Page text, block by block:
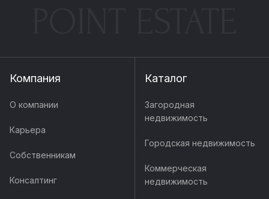
Компания
О компании
Карьера
Собственникам
Консалтинг
Каталог
Загородная
недвижимость
Городская недвижимость
Коммерческая
недвижимость